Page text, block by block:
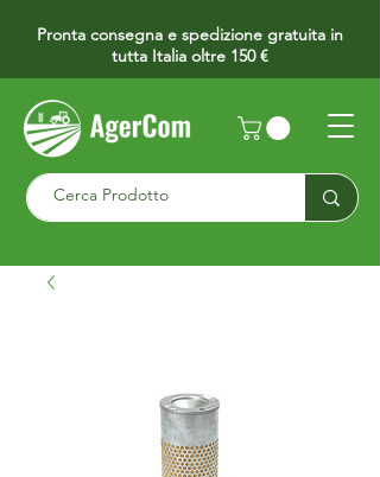
Pronta consegna e spedizione gratuita in
tutta Italia oltre 150 €